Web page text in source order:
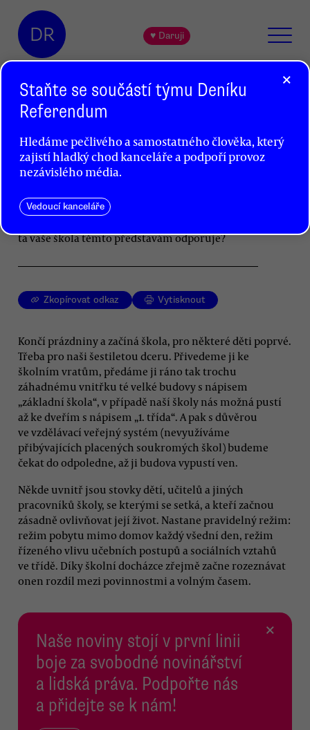
DR ♥ Daruji
Poprvé do školy
Petr Chaluš
Dnes je první školní den a pro některé děti je to
sebevědomá, moderní a funkční veřejná škola
ta vaše škola těmto představám odporuje?
Zkopírovat odkaz Vytisknout
Končí prázdniny a začíná škola, pro některé děti poprvé.
Třeba pro naši šestiletou dceru. Přivedeme ji ke
školním vratům, předáme ji ráno tak trochu
záhadnému vnitřku té velké budovy s nápisem
„základní škola“, v případě naší školy nás možná pustí
až ke dveřím s nápisem „1. třída“. A pak s důvěrou
ve vzdělávací veřejný systém (nevyužíváme
přibývajících placených soukromých škol) budeme
čekat do odpoledne, až ji budova vypustí ven.
Někde uvnitř jsou stovky dětí, učitelů a jiných
pracovníků školy, se kterými se setká, a kteří začnou
zásadně ovlivňovat její život. Nastane pravidelný režim:
režim pobytu mimo domov každý všední den, režim
řízeného vlivu učebních postupů a sociálních vztahů
ve třídě. Díky školní docházce zřejmě začne rozeznávat
onen rozdíl mezi povinnostmi a volným časem.
Naše noviny stojí v první linii
boje za svobodné novinářství
a lidská práva. Podpořte nás
a přidejte se k nám!
×
×
Staňte se součástí týmu Deníku
Referendum
Hledáme pečlivého a samostatného člověka, který
zajistí hladký chod kanceláře a podpoří provoz
nezávislého média.
Vedoucí kanceláře